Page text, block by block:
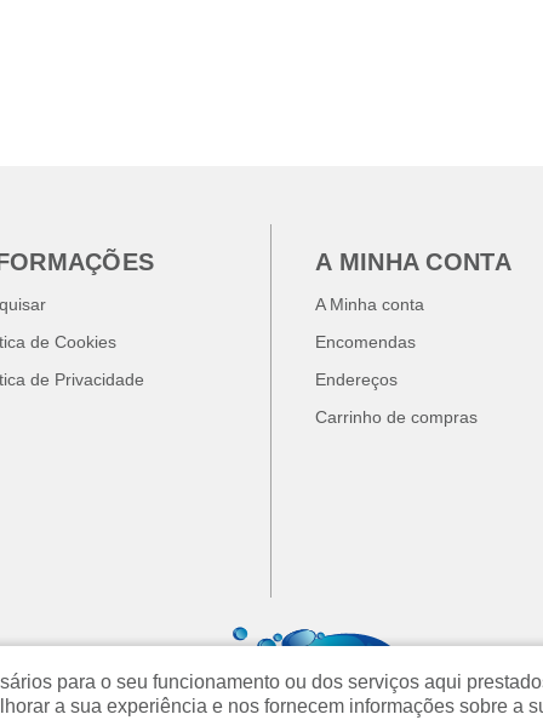
de Cookies
de Privacidade
A MINHA CONTA
A Minha conta
Encomendas
Endereços
Carrinho de compras
para o seu funcionamento ou dos serviços aqui
a sua experiência e nos fornecem informações sobre a